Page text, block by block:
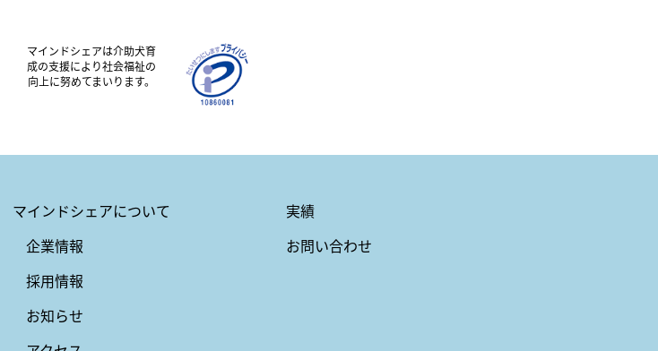
マインドシェアは介助犬育
成の支援により社会福祉の
向上に努めてまいります。
マインドシェアについて
企業情報
採用情報
お知らせ
実績
お問い合わせ